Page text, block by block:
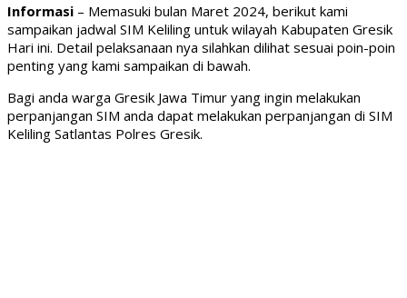
Informasi – Memasuki bulan Maret 2024, berikut kami
sampaikan jadwal SIM Keliling untuk wilayah Kabupaten Gresik
Hari ini. Detail pelaksanaan nya silahkan dilihat sesuai poin-poin
penting yang kami sampaikan di bawah.
Bagi anda warga Gresik Jawa Timur yang ingin melakukan
perpanjangan SIM anda dapat melakukan perpanjangan di SIM
Keliling Satlantas Polres Gresik.